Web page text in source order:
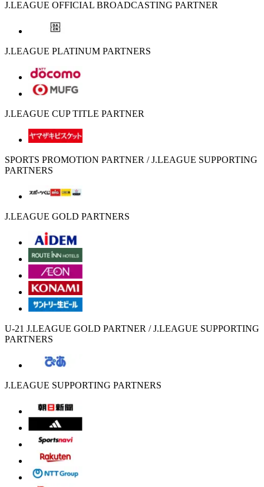
J.LEAGUE OFFICIAL BROADCASTING PARTNER
J.LEAGUE PLATINUM PARTNERS
J.LEAGUE CUP TITLE PARTNER
SPORTS PROMOTION PARTNER / J.LEAGUE SUPPORTING
PARTNERS
J.LEAGUE GOLD PARTNERS
U-21 J.LEAGUE GOLD PARTNER / J.LEAGUE SUPPORTING
PARTNERS
J.LEAGUE SUPPORTING PARTNERS